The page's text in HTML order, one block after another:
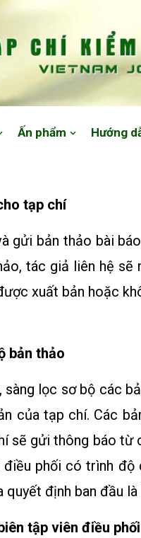
Ấn phẩm Hướng
tạp chí
gửi bản thảo bài
tác giả liên hệ sẽ
xuất bản hoặc
bản thảo
lọc sơ bộ các
của tạp chí. Các
sẽ gửi thông báo từ
phối có trình độ
định ban đầu là
tập viên điều phối